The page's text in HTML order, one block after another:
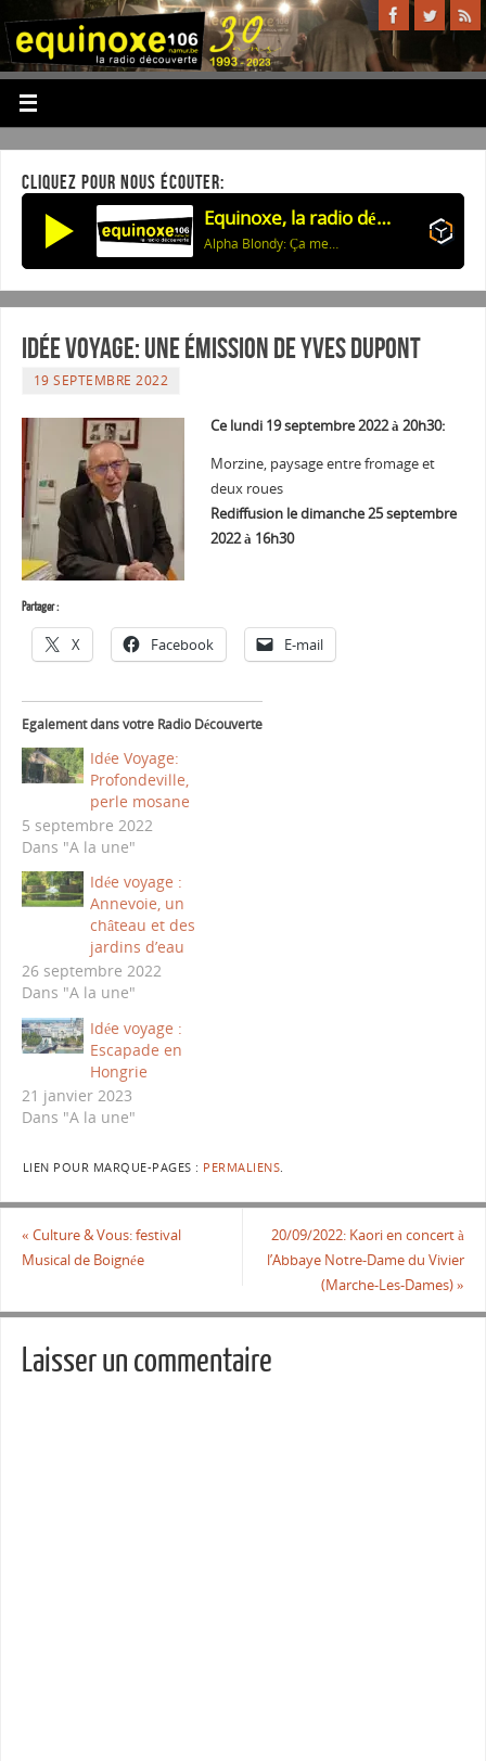
CLIQUEZ POUR NOUS ÉCOUTER:
Equinoxe, la radio découverte
Alpha Blondy: Ça me fait si mal
Idée Voyage: une émission de Yves Dupont
19 SEPTEMBRE 2022
Ce lundi 19 septembre 2022 à 20h30:
Morzine, paysage entre fromage et
deux roues
Rediffusion le dimanche 25 septembre
2022 à 16h30
Partager :
X Facebook E-mail
Egalement dans votre Radio Découverte
Idée Voyage:
Profondeville,
perle mosane
5 septembre 2022
Dans "A la une"
Idée voyage :
Annevoie, un
château et des
jardins d’eau
26 septembre 2022
Dans "A la une"
Idée voyage :
Escapade en
Hongrie
21 janvier 2023
Dans "A la une"
LIEN POUR MARQUE-PAGES : PERMALIENS.
« Culture & Vous: festival
Musical de Boignée
20/09/2022: Kaori en concert à
l’Abbaye Notre-Dame du Vivier
(Marche-Les-Dames)»
Laisser un commentaire